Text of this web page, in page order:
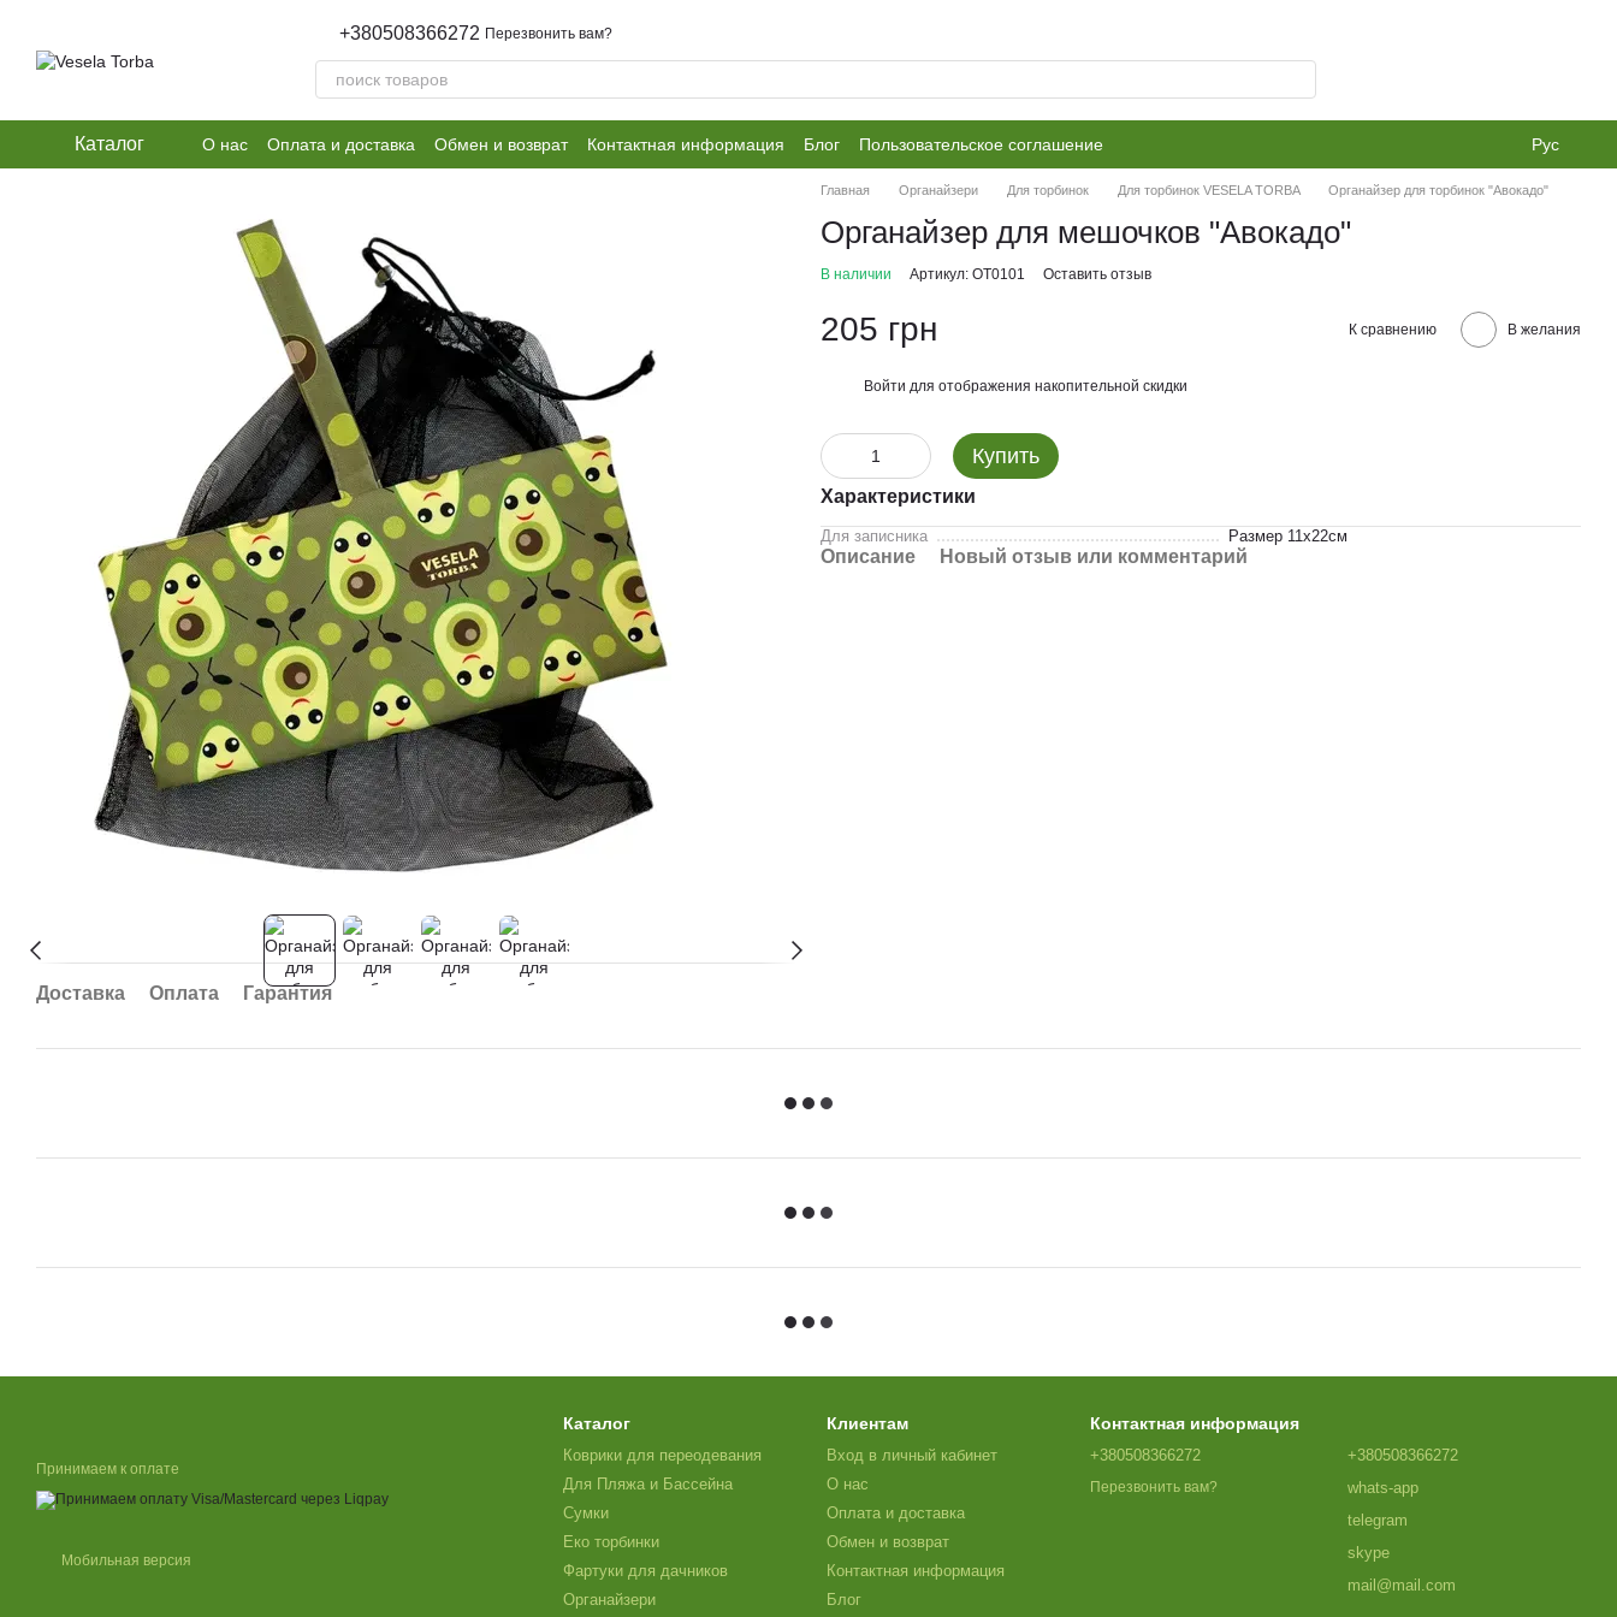
+380508366272 Перезвонить вам?
Каталог О нас Оплата и доставка Обмен и возврат Контактная информация Блог Пользовательское соглашение Рус
Доставка Оплата Гарантия
Главная Органайзери Для торбинок Для торбинок VESELA TORBA Органайзер для торбинок "Авокадо"
Органайзер для мешочков "Авокадо"
В наличии Артикул: ОТ0101 Оставить отзыв
205 грн К сравнению В желания
Войти для отображения накопительной скидки
Купить
Характеристики
Для записника Размер 11х22см
Описание Новый отзыв или комментарий
Принимаем к оплате
Мобильная версия
Каталог
Коврики для переодевания
Для Пляжа и Бассейна
Сумки
Еко торбинки
Фартуки для дачников
Органайзери
Клиентам
Вход в личный кабинет
О нас
Оплата и доставка
Обмен и возврат
Контактная информация
Блог
Контактная информация
+380508366272
Перезвонить вам?
+380508366272
whats-app
telegram
skype
mail@mail.com